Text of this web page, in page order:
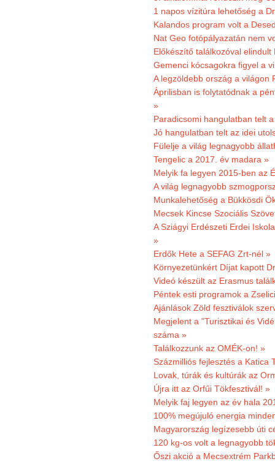
1 napos vízitúra lehetőség a
Kalandos program volt a
Nat Geo fotópályazatán nem
Előkészítő találkozóval
Gemenci kócsagokra figyel a
A legzöldebb ország a világon
Áprilisban is folytatódnak a
»
Paradicsomi hangulatban telt
Jó hangulatban telt az idei
Fülelje a világ legnagyobb
Tengelic a 2017. év madara »
Melyik fa legyen 2015-ben az
A világ legnagyobb
Munkalehetőség a Bükkösdi
Mecsek Kincse Szociális
A Sziágyi Erdészeti Erdei
»
Erdők Hete a SEFAG Zrt-nél »
Környezetünkért Díjat kapott
Videó készült az Erasmus
Péntek esti programok a
Ajánlások Zöld fesztiválok
Megjelent a "Turisztikai és
száma »
Találkozzunk az OMÉK-on! »
Százmilliós fejlesztés a Katica
Lovak, túrák és kultúrák az
Újra itt az Orfűi Tökfesztivál! »
Melyik faj legyen az év hala
100% megújuló energia
Magyarország legízesebb úti
120 kg-os volt a legnagyobb
Őszi akció a Mecsextrém